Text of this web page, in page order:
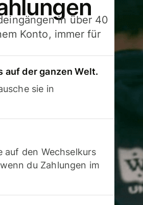
in über 40
Konto, immer für
auf der ganzen Welt.
sie in
auf den Wechselkurs
du Zahlungen im